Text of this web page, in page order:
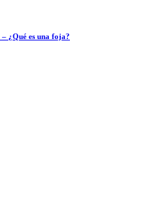
¿Qué es una foja?